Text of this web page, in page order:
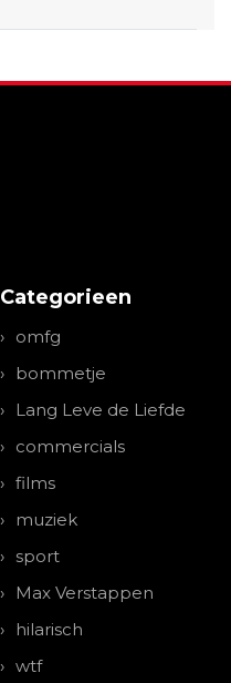
Categorieen
omfg
bommetje
Lang Leve de Liefde
commercials
films
muziek
sport
Max Verstappen
hilarisch
wtf